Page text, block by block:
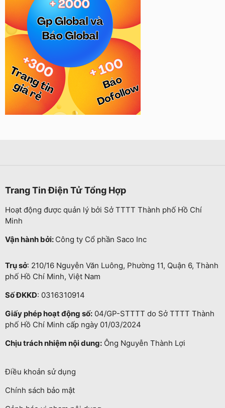
Trang Tin Điện Tử Tổng Hợp
Hoạt động được quản lý bởi Sở TTTT Thành phố Hồ Chí
Minh
Vận hành bởi: Công ty Cổ phần Saco Inc
Trụ sở: 210/16 Nguyễn Văn Luông, Phường 11, Quận 6, Thành
phố Hồ Chí Minh, Việt Nam
Số ĐKKD: 0316310914
Giấy phép hoạt động số: 04/GP-STTTT do Sở TTTT Thành
phố Hồ Chí Minh cấp ngày 01/03/2024
Chịu trách nhiệm nội dung: Ông Nguyễn Thành Lợi
Điều khoản sử dụng
Chính sách bảo mật